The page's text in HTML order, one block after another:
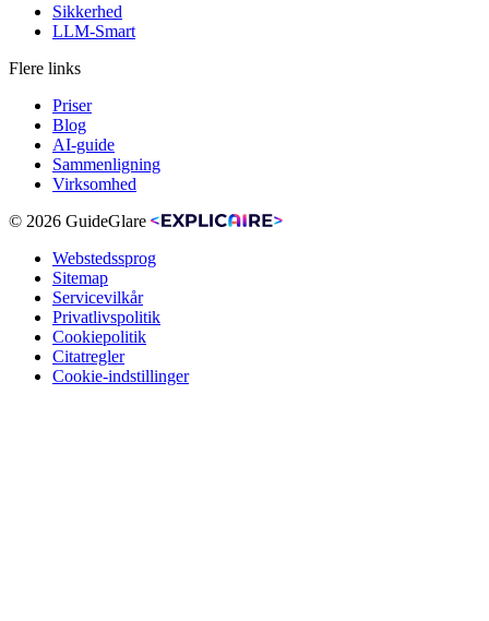
Sikkerhed
LLM-Smart
Flere links
Priser
Blog
AI-guide
Sammenligning
Virksomhed
© 2026 GuideGlare
Webstedssprog
Sitemap
Servicevilkår
Privatlivspolitik
Cookiepolitik
Citatregler
Cookie-indstillinger